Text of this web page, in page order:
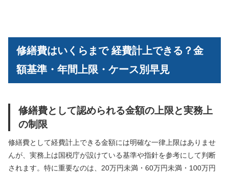
修繕費はいくらまで 経費計上できる？金
額基準・年間上限・ケース別早見
修繕費として認められる金額の上限と実務上
の制限
修繕費として経費計上できる金額には明確な一律上限はありませ
んが、実務上は国税庁が設けている基準や指針を参考にして判断
されます。特に重要なのは、20万円未満・60万円未満・100万円